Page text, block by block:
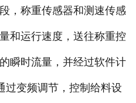
LCS系列皮带配料秤
，称重传感器和测速传感
和运行速度，送往称重控
瞬时流量，并经过软件计
过变频调节，控制给料设